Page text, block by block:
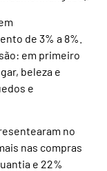
de 3% a 8%.
em primeiro
beleza e
e
no
nas compras
e 22%